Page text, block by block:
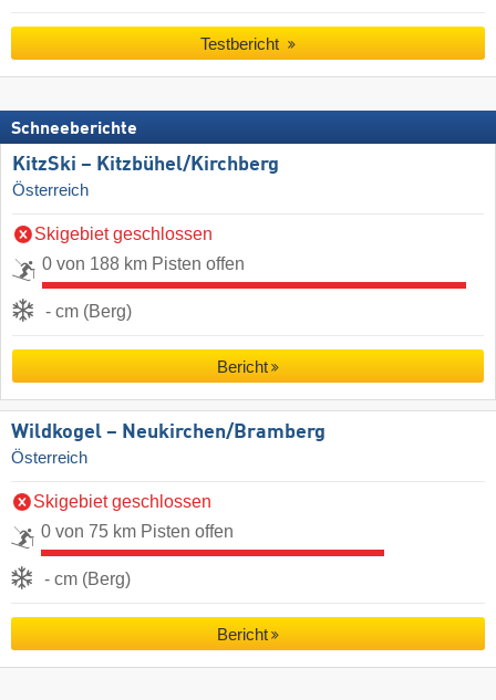
Testbericht
Schneeberichte
KitzSki – Kitzbühel/​Kirchberg
Österreich
Skigebiet geschlossen
0 von 188 km Pisten offen
- cm (Berg)
Bericht
Wildkogel – Neukirchen/​Bramberg
Österreich
Skigebiet geschlossen
0 von 75 km Pisten offen
- cm (Berg)
Bericht